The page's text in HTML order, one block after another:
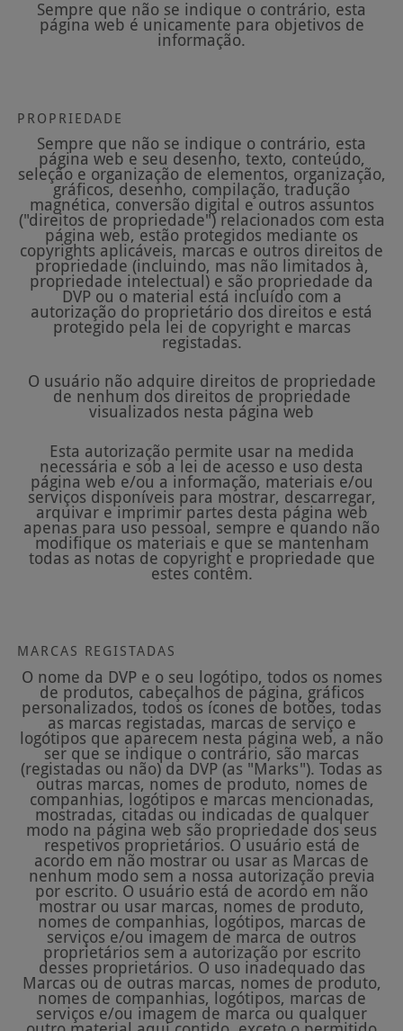
Sempre que não se indique o contrário, esta
página web é unicamente para objetivos de
informação.
PROPRIEDADE
Sempre que não se indique o contrário, esta
página web e seu desenho, texto, conteúdo,
seleção e organização de elementos, organização,
gráficos, desenho, compilação, tradução
magnética, conversão digital e outros assuntos
("direitos de propriedade") relacionados com esta
página web, estão protegidos mediante os
copyrights aplicáveis, marcas e outros direitos de
propriedade (incluindo, mas não limitados à,
propriedade intelectual) e são propriedade da
DVP ou o material está incluído com a
autorização do proprietário dos direitos e está
protegido pela lei de copyright e marcas
registadas.
O usuário não adquire direitos de propriedade
de nenhum dos direitos de propriedade
visualizados nesta página web
Esta autorização permite usar na medida
necessária e sob a lei de acesso e uso desta
página web e/ou a informação, materiais e/ou
serviços disponíveis para mostrar, descarregar,
arquivar e imprimir partes desta página web
apenas para uso pessoal, sempre e quando não
modifique os materiais e que se mantenham
todas as notas de copyright e propriedade que
estes contêm.
MARCAS REGISTADAS
O nome da DVP e o seu logótipo, todos os nomes
de produtos, cabeçalhos de página, gráficos
personalizados, todos os ícones de botões, todas
as marcas registadas, marcas de serviço e
logótipos que aparecem nesta página web, a não
ser que se indique o contrário, são marcas
(registadas ou não) da DVP (as "Marks"). Todas as
outras marcas, nomes de produto, nomes de
companhias, logótipos e marcas mencionadas,
mostradas, citadas ou indicadas de qualquer
modo na página web são propriedade dos seus
respetivos proprietários. O usuário está de
acordo em não mostrar ou usar as Marcas de
nenhum modo sem a nossa autorização previa
por escrito. O usuário está de acordo em não
mostrar ou usar marcas, nomes de produto,
nomes de companhias, logótipos, marcas de
serviços e/ou imagem de marca de outros
proprietários sem a autorização por escrito
desses proprietários. O uso inadequado das
Marcas ou de outras marcas, nomes de produto,
nomes de companhias, logótipos, marcas de
serviços e/ou imagem de marca ou qualquer